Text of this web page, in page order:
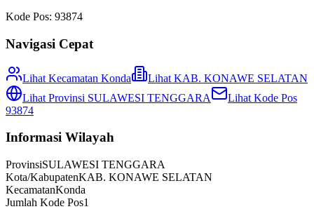
Kode Pos: 93874
Navigasi Cepat
Lihat Kecamatan Konda Lihat KAB. KONAWE SELATAN
Lihat Provinsi SULAWESI TENGGARA
Lihat Kode Pos
93874
Informasi Wilayah
ProvinsiSULAWESI TENGGARA
Kota/KabupatenKAB. KONAWE SELATAN
KecamatanKonda
Jumlah Kode Pos1